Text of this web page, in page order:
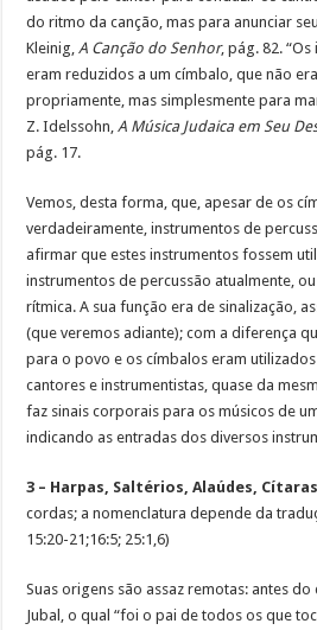
do ritmo da canção, mas para anunciar
Kleinig,A Canção do Senhor, pág. 82.
eram reduzidos a um címbalo, que não
propriamente, mas simplesmente para
Z. Idelssohn,A Música Judaica em Seu
pág. 17.
Vemos, desta forma, que, apesar de os
verdadeiramente, instrumentos de
afirmar que estes instrumentos fossem
instrumentos de percussão atualmente,
rítmica. A sua função era de sinalização,
(que veremos adiante); com a diferença
para o povo e os címbalos eram
cantores e instrumentistas, quase da
faz sinais corporais para os músicos de
indicando as entradas dos diversos
3 – Harpas, Saltérios, Alaúdes,
cordas; a nomenclatura depende da
15:20-21;16:5; 25:1,6)
Suas origens são assaz remotas: antes do
Jubal, o qual “foi o pai de todos os que